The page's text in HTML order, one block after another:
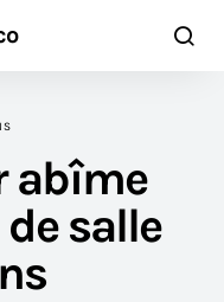
abîme
salle